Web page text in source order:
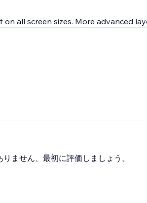
all screen sizes. More advanced
ません、最初に評価しましょう。